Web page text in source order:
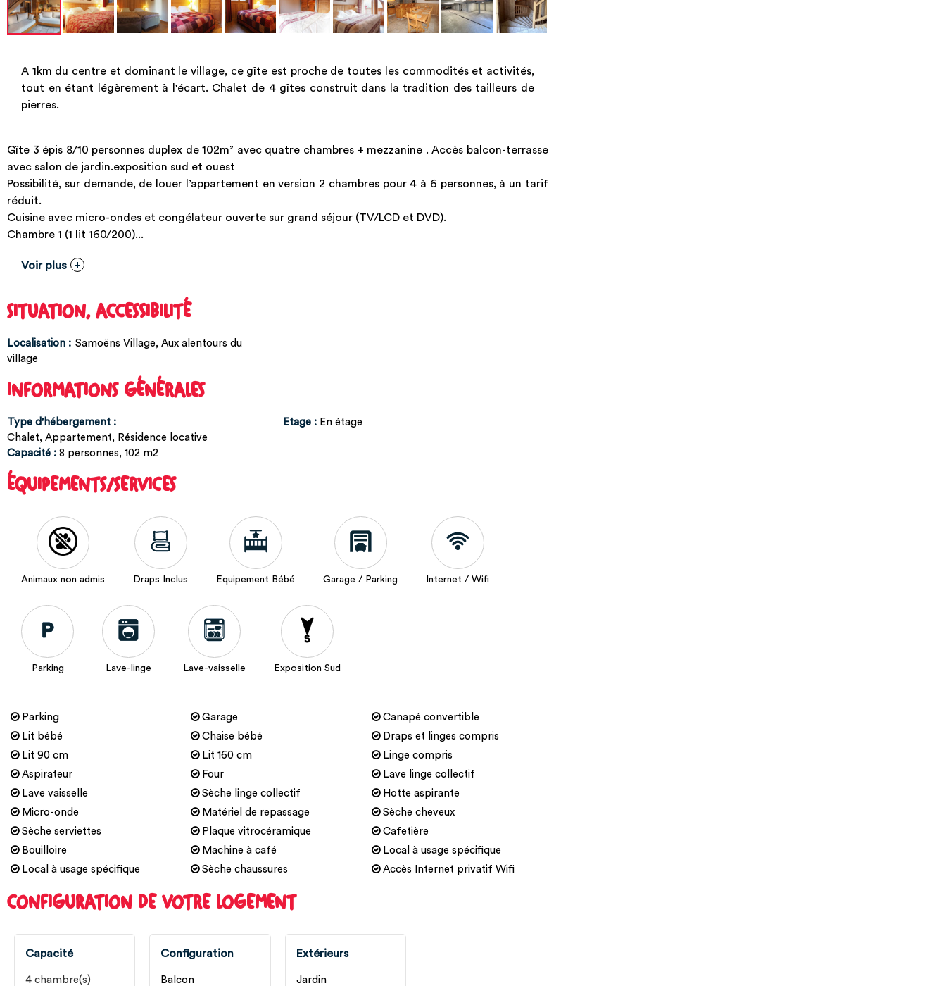
A 1km du centre et dominant le village, ce gîte est proche de toutes les commodités et activités,
tout en étant légèrement à l'écart. Chalet de 4 gîtes construit dans la tradition des tailleurs de
pierres.
Gîte 3 épis 8/10 personnes duplex de 102m² avec quatre chambres + mezzanine . Accès balcon-terrasse
avec salon de jardin.exposition sud et ouest
Possibilité, sur demande, de louer l’appartement en version 2 chambres pour 4 à 6 personnes, à un tarif
réduit.
Cuisine avec micro-ondes et congélateur ouverte sur grand séjour (TV/LCD et DVD).
Chambre 1 (1 lit 160/200)...
Voir plus
SITUATION, ACCESSIBILITÉ
Localisation : Samoëns Village Aux alentours du
village
INFORMATIONS GÉNÉRALES
Type d'hébergement :
Chalet Appartement
Résidence locative
Capacité : 8 personnes 102 m2
Etage : En étage
ÉQUIPEMENTS/SERVICES
Animaux non admis Draps Inclus Equipement Bébé Garage / Parking Internet / Wifi
Parking Lave-linge Lave-vaisselle Exposition Sud
Parking Garage
Canapé convertible
Lit bébé
Chaise bébé
Draps et linges compris
Lit 90 cm
Lit 160 cm
Linge compris
Aspirateur
Four
Lave linge collectif
Lave vaisselle
Sèche linge collectif
Hotte aspirante
Micro-onde
Matériel de repassage
Sèche cheveux
Sèche serviettes
Plaque vitrocéramique
Cafetière
Bouilloire
Machine à café
Local à usage spécifique
Local à usage spécifique
Sèche chaussures Accès Internet privatif Wifi
CONFIGURATION DE VOTRE LOGEMENT
Capacité
4 chambre(s)
Configuration
Balcon
Extérieurs
Jardin